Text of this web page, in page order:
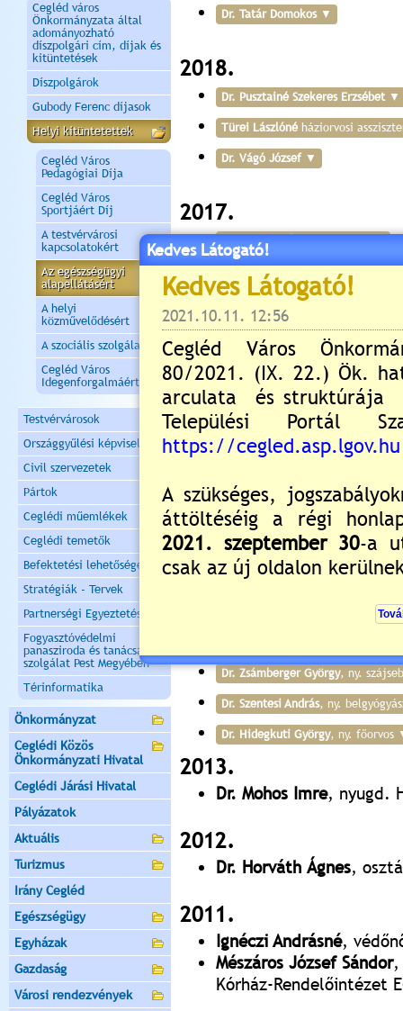
Cegléd város
Önkormányzata által
adományozható
díszpolgári cím, díjak és
kitüntetések
Díszpolgárok
Gubody Ferenc díjasok
Helyi kitüntetettek
Cegléd Város
Pedagógiai Díja
Cegléd Város
Sportjáért Díj
A testvérvárosi
kapcsolatokért
Az egészségügyi
alapellátásért
A helyi
közművelődésért
A szociális szolgálatért
Cegléd Város
Idegenforgalmáért
Testvérvárosok
Országgyűlési képviselők
Civil szervezetek
Pártok
Ceglédi műemlékek
Ceglédi temetők
Befektetési lehetőségek
Stratégiák - Tervek
Partnerségi Egyeztetések
Fogyasztóvédelmi
panasziroda és tanácsadó
szolgálat Pest Megyében
Térinformatika
Önkormányzat
Ceglédi Közös
Önkormányzati Hivatal
Ceglédi Járási Hivatal
Pályázatok
Aktuális
Turizmus
Irány Cegléd
Egészségügy
Egyházak
Gazdaság
Városi rendezvények
Dr. Tatár Domokos
2018.
Dr. Pusztainé Szekeres Erzsébet
Türei Lászlóné háziorvosi
Dr. Vágó József
2017.
Dr. Paczolay Ágnes
Dr. Kabdebó András , ny.
Szemerédi Mária, ápoló
2016.
Éberhardt Éva , közösségi ápoló
Dr. Pipicz Sándor , fogorvos
Dr. Karácsony Tibor Lajos, főorvos
2015.
Balogh Gyuláné , asszisztens
Tóth László, ny. mentős
Dr. Zsámberger György, ny.
Dr. Szentesi András, ny.
Dr. Hidegkuti György, ny. főorvos
2013.
Dr. Mohos Imre, nyugd.
2012.
Dr. Horváth Ágnes,
2011.
Ignéczi Andrásné,
Mészáros József Sándor,
Kórház-Rendelőintézet
Kedves Látogató!